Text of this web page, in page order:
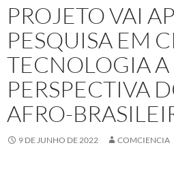
PROJETO VAI
PESQUISA EM
TECNOLOGIA A
PERSPECTIVA
AFRO-
9 DE JUNHO DE 2022 COMCIENCIA